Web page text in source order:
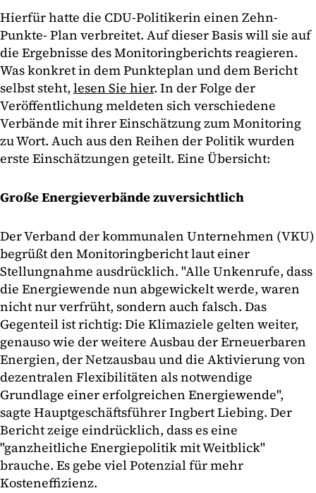
Hierfür hatte die CDU-Politikerin einen Zehn-
Punkte- Plan verbreitet. Auf dieser Basis will sie auf
die Ergebnisse des Monitoringberichts reagieren.
Was konkret in dem Punkteplan und dem Bericht
selbst steht, lesen Sie hier. In der Folge der
Veröffentlichung meldeten sich verschiedene
Verbände mit ihrer Einschätzung zum Monitoring
zu Wort. Auch aus den Reihen der Politik wurden
erste Einschätzungen geteilt. Eine Übersicht:
Große Energieverbände zuversichtlich
Der Verband der kommunalen Unternehmen (VKU)
begrüßt den Monitoringbericht laut einer
Stellungnahme ausdrücklich. "Alle Unkenrufe, dass
die Energiewende nun abgewickelt werde, waren
nicht nur verfrüht, sondern auch falsch. Das
Gegenteil ist richtig: Die Klimaziele gelten weiter,
genauso wie der weitere Ausbau der Erneuerbaren
Energien, der Netzausbau und die Aktivierung von
dezentralen Flexibilitäten als notwendige
Grundlage einer erfolgreichen Energiewende",
sagte Hauptgeschäftsführer Ingbert Liebing. Der
Bericht zeige eindrücklich, dass es eine
"ganzheitliche Energiepolitik mit Weitblick"
brauche. Es gebe viel Potenzial für mehr
Kosteneffizienz.